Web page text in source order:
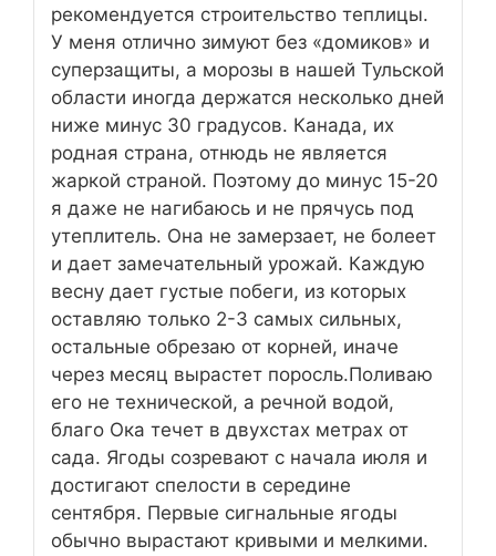
рекомендуется строительство теплицы.
У меня отлично зимуют без «домиков» и
суперзащиты, а морозы в нашей Тульской
области иногда держатся несколько дней
ниже минус 30 градусов. Канада, их
родная страна, отнюдь не является
жаркой страной. Поэтому до минус 15-20
я даже не нагибаюсь и не прячусь под
утеплитель. Она не замерзает, не болеет
и дает замечательный урожай. Каждую
весну дает густые побеги, из которых
оставляю только 2-3 самых сильных,
остальные обрезаю от корней, иначе
через месяц вырастет поросль.Поливаю
его не технической, а речной водой,
благо Ока течет в двухстах метрах от
сада. Ягоды созревают с начала июля и
достигают спелости в середине
сентября. Первые сигнальные ягоды
обычно вырастают кривыми и мелкими.